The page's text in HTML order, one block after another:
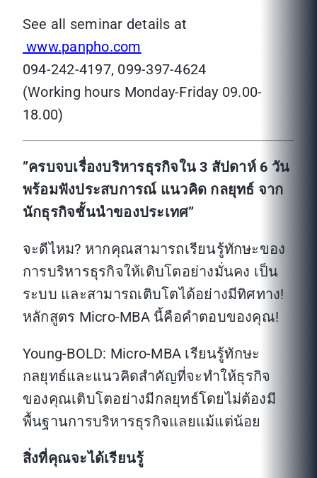
See all seminar details at
www.panpho.com
094-242-4197, 099-397-4624
(Working hours Monday-Friday 09.00-
18.00)
”ครบจบเรื่องบริหารธุรกิจใน 3 สัปดาห์ 6 วัน
พร้อมฟังประสบการณ์ แนวคิด กลยุทธ์ จาก
นักธุรกิจชั้นนำของประเทศ”
จะดีไหม? หากคุณสามารถเรียนรู้ทักษะของ
การบริหารธุรกิจให้เติบโตอย่างมั่นคง เป็น
ระบบ และสามารถเติบโตได้อย่างมีทิศทาง!
หลักสูตร Micro-MBA นี้คือคำตอบของคุณ!
Young-BOLD: Micro-MBA เรียนรู้ทักษะ
กลยุทธ์และแนวคิดสำคัญที่จะทำให้ธุรกิจ
ของคุณเติบโตอย่างมีกลยุทธ์โดยไม่ต้องมี
พื้นฐานการบริหารธุรกิจแลยแม้แต่น้อย
สิ่งที่คุณจะได้เรียนรู้